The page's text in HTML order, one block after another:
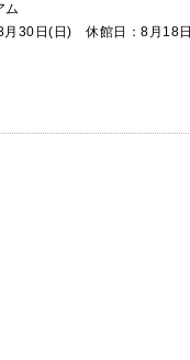
ム
月30日(日) 休館日：8月18日